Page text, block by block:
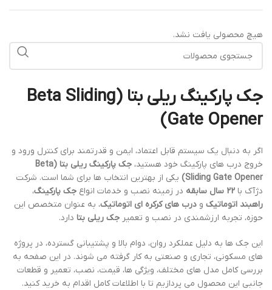
هیچ محصولی یافت نشد.
جک پارکینگ ریلی بتا (Beta Sliding
Gate Opener)
اگر به دنبال یک سیستم قابل اعتماد، ایمن و قدرتمند برای کنترل ورود و
خروج درب های پارکینگ خود هستید،
جک پارکینگ ریلی بتا (Beta
Sliding Gate Opener) یکی از بهترین انتخاب ها برای شما است. شرکت
دژآک با 22 سال سابقه در زمینه نصب و خدمات انواع جک پارکینگ،
راهبند اتوماتیک و درب های کرکره ای اتوماتیک، به عنوان متخصص این
حوزه، تجربه ارزشمندی در نصب و تعمیر جک ریلی بتا دارد.
این جک ها به دلیل عملکرد روان، دوام بالا و پشتیبانی گسترده، در پروژه
های مسکونی، تجاری و صنعتی به کار گرفته می شوند. در این صفحه به
بررسی کامل مدل های مختلف، ویژگی ها، قیمت، نصب، تعمیر و قطعات
جانبی این محصول می پردازیم تا با اطلاعات کامل اقدام به خرید کنید.